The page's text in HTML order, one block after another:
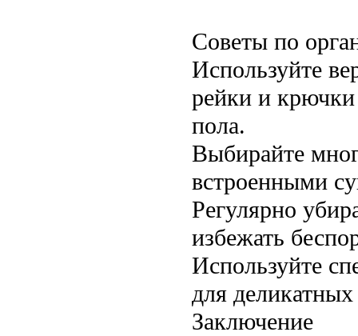
Советы по
Используйте
рейки и крючки
пола.
Выбирайте
встроенными
Регулярно
избежать
Используйте
для
Заключение